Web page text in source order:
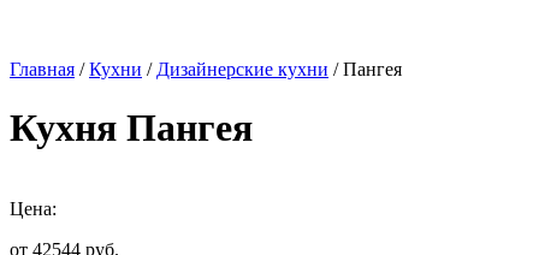
Главная /Кухни / Дизайнерские кухни / Пангея
Кухня Пангея
Цена:
от 42544 руб.